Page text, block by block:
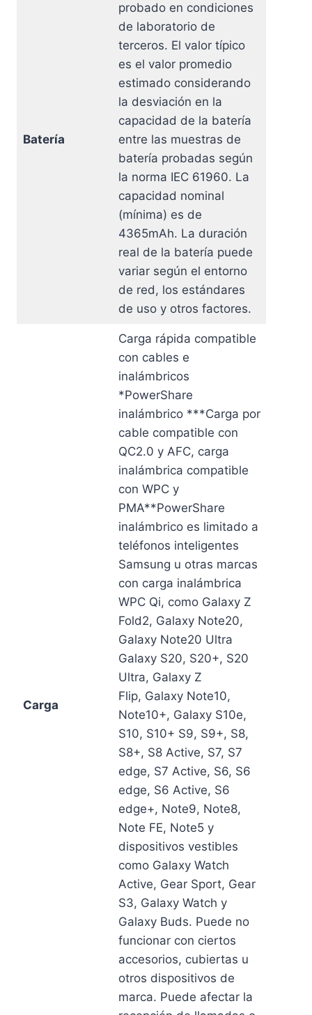
Batería
probado en condiciones
de laboratorio de
terceros. El valor típico
es el valor promedio
estimado considerando
la desviación en la
capacidad de la batería
entre las muestras de
batería probadas según
la norma IEC 61960. La
capacidad nominal
(mínima) es de
4365mAh. La duración
real de la batería puede
variar según el entorno
de red, los estándares
de uso y otros factores.
Carga
Carga rápida compatible
con cables e
inalámbricos
*PowerShare
inalámbrico ***Carga por
cable compatible con
QC2.0 y AFC, carga
inalámbrica compatible
con WPC y
PMA**PowerShare
inalámbrico es limitado a
teléfonos inteligentes
Samsung u otras marcas
con carga inalámbrica
WPC Qi, como Galaxy Z
Fold2, Galaxy Note20,
Galaxy Note20 Ultra
Galaxy S20, S20+, S20
Ultra, Galaxy Z
Flip, Galaxy Note10,
Note10+, Galaxy S10e,
S10, S10+ S9, S9+, S8,
S8+, S8 Active, S7, S7
edge, S7 Active, S6, S6
edge, S6 Active, S6
edge+, Note9, Note8,
Note FE, Note5 y
dispositivos vestibles
como Galaxy Watch
Active, Gear Sport, Gear
S3, Galaxy Watch y
Galaxy Buds. Puede no
funcionar con ciertos
accesorios, cubiertas u
otros dispositivos de
marca. Puede afectar la